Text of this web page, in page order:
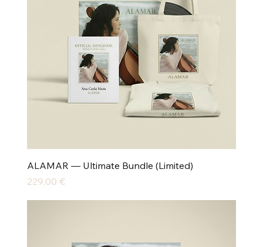
ALAMAR — Ultimate Bundle (Limited)
Preis
229,00 €